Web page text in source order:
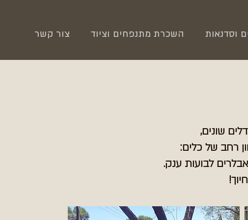
וסדנאות השכרת מתנפחים וציוד צור קשר
שונים,
רחב של כלים: